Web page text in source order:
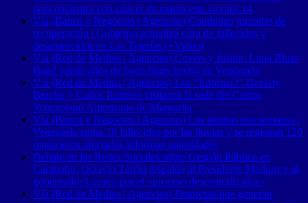
para pacientes con cáncer de mama este viernes 14
Vía (Banca y Negocios | Agencias) Continúan jornadas de
recuperación | Gobierno actualizó cifra de fallecidos y
desaparecidos en Las Tejerías (+Video)
Vía (Red de Medios | Agencias) Covers y fusión: Luna Blues
Band veinte años de buen blues hecho en Venezuela
Vía (Red de Medios | Agencias) Los “Informa2” Beverly
Bracho y Carlos Romero visitaron la sede del Centro
Venezolano Americano de Margarita
Vía (Banca y Negocios | Agencias) Las últimas dos semanas |
Venezuela suma 18 fallecidos por las lluvias y se registran 120
municipios afectados informan autoridades
Debate en las Redes Sociales sobre Gestión Pública en
Carabobo: Octavio Táriba respalda al Presidente Maduro y al
gobernador Lacava por el «proceso descentralizador»
Vía (Red de Medios | Agencias) Empresas que generan